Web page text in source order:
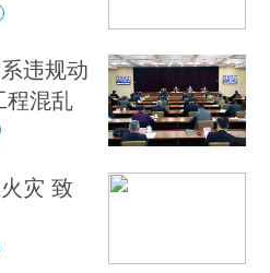
违规动
程混乱
灾 致